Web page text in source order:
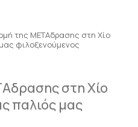
της ΜΕΤΑδρασης στη Χίο
φιλοξενούμενος
στη Χίο
παλιός μας